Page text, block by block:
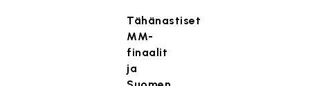
Tähänastiset
MM-
finaalit
ja